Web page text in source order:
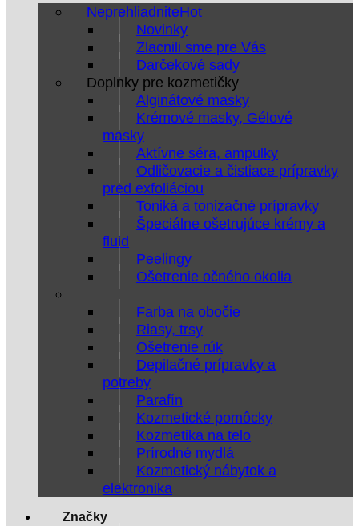
Neprehliadnite
Novinky
Zlacnili sme pre Vás
Darčekové sady
Doplnky pre kozmetičky
Alginátové masky
Krémové masky, Gélové
masky
Aktívne séra, ampulky
Odličovacie a čistiace prípravky
pred exfoliáciou
Toniká a tonizačné prípravky
Špeciálne ošetrujúce krémy a
fluid
Peelingy
Ošetrenie očného okolia
Farba na obočie
Riasy, trsy
Ošetrenie rúk
Depilačné prípravky a
potreby
Parafín
Kozmetické pomôcky
Kozmetika na telo
Prírodné mydlá
Kozmetický nábytok a
elektronika
Značky